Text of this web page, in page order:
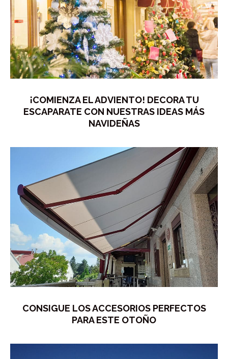
¡COMIENZA EL ADVIENTO! DECORA TU
ESCAPARATE CON NUESTRAS IDEAS MÁS
NAVIDEÑAS
CONSIGUE LOS ACCESORIOS PERFECTOS
PARA ESTE OTOÑO